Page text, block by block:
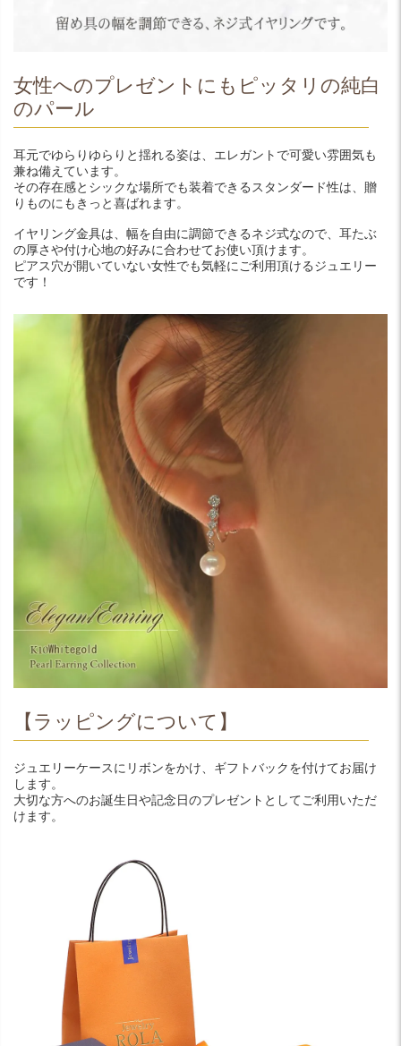
女性へのプレゼントにもピッタリの純白
のパール
耳元でゆらりゆらりと揺れる姿は、エレガントで可愛い雰囲気も
兼ね備えています。
その存在感とシックな場所でも装着できるスタンダード性は、贈
りものにもきっと喜ばれます。
イヤリング金具は、幅を自由に調節できるネジ式なので、耳たぶ
の厚さや付け心地の好みに合わせてお使い頂けます。
ピアス穴が開いていない女性でも気軽にご利用頂けるジュエリー
です！
【ラッピングについて】
ジュエリーケースにリボンをかけ、ギフトバックを付けてお届け
します。
大切な方へのお誕生日や記念日のプレゼントとしてご利用いただ
けます。